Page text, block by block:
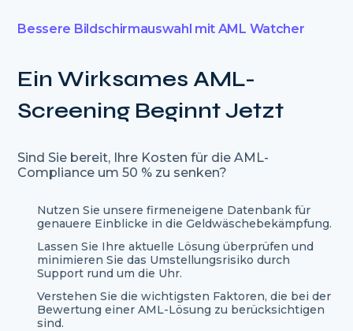
Bessere Bildschirmauswahl mit AML Watcher
Ein Wirksames AML-
Screening Beginnt Jetzt
Sind Sie bereit, Ihre Kosten für die AML-
Compliance um 50 % zu senken?
Nutzen Sie unsere firmeneigene Datenbank für
genauere Einblicke in die Geldwäschebekämpfung.
Lassen Sie Ihre aktuelle Lösung überprüfen und
minimieren Sie das Umstellungsrisiko durch
Support rund um die Uhr.
Verstehen Sie die wichtigsten Faktoren, die bei der
Bewertung einer AML-Lösung zu berücksichtigen
sind.